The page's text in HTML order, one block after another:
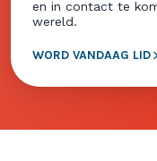
en in contact te
wereld.
WORD VANDAAG LID